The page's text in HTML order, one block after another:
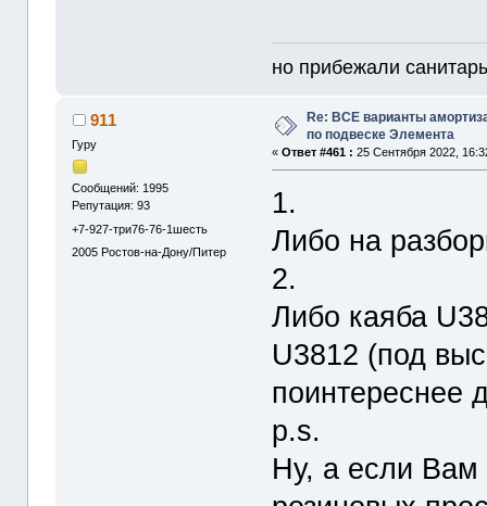
но прибежали
911
Гуру
Сообщений: 1995
Репутация: 93
+7-927-три76-76-1шесть
2005 Ростов-на-Дону/Питер
Re: ВСЕ варианты
по подвеске Элемента
«Ответ #461 : 25 Сентября 2022,
1.
Либо на
2.
Либо каяба
U3812 (под
поинтереснее
p.s.
Ну, а если Вам